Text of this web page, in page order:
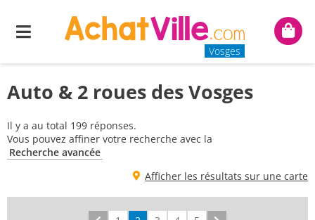
Menu
Vosges
Mon
Auto & 2 roues des Vosges
Il y a au total 199 réponses.
Vous pouvez affiner votre recherche avec la
Recherche avancée
Afficher les résultats sur une carte